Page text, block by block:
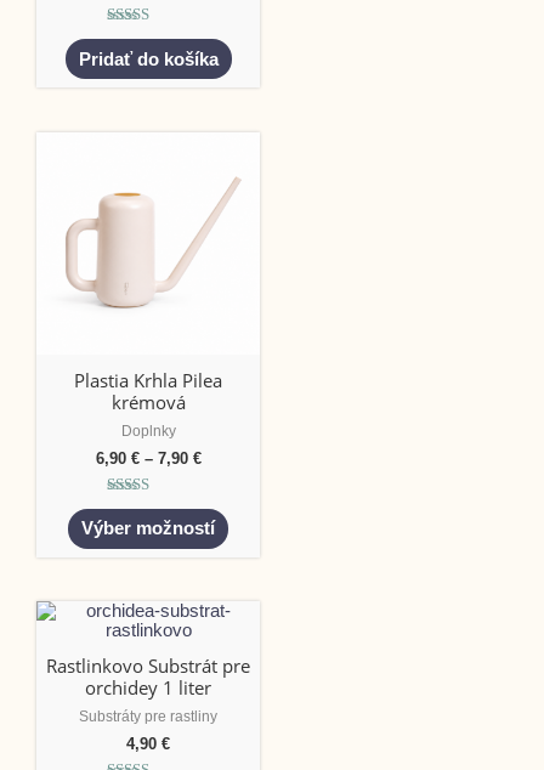
Hodnotenie
5.00
z 5
Pridať do košíka
Plastia Krhla Pilea
krémová
Doplnky
6,90 € – 7,90 €
Hodnotenie
5.00
z 5
Výber možností
Rastlinkovo Substrát pre
orchidey 1 liter
Substráty pre rastliny
4,90€